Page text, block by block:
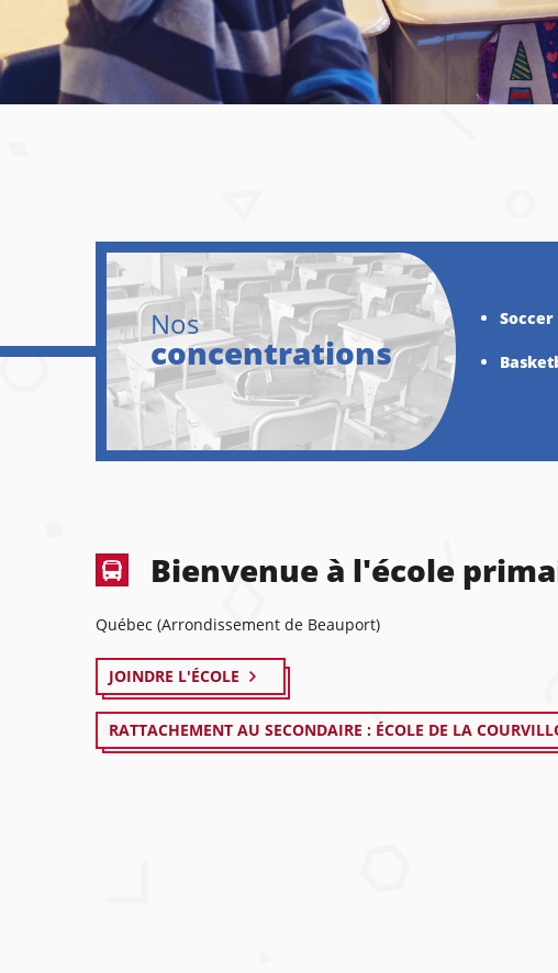
Nos
concentrations
Bienvenue à l'école
Québec (Arrondissement de Beauport)
JOINDRE L'ÉCOLE
RATTACHEMENT AU SECONDAIRE : ÉCOLE DE LA